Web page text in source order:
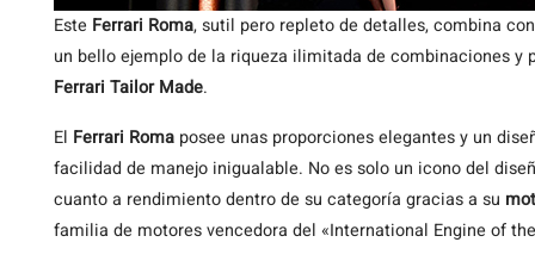
Este Ferrari Roma, sutil pero repleto de detalles, combina
un bello ejemplo de la riqueza ilimitada de combinaciones
Ferrari Tailor Made.
El Ferrari Roma posee unas proporciones elegantes y un
facilidad de manejo inigualable. No es solo un icono del
cuanto a rendimiento dentro de su categoría gracias a su
familia de motores vencedora del «International Engine of